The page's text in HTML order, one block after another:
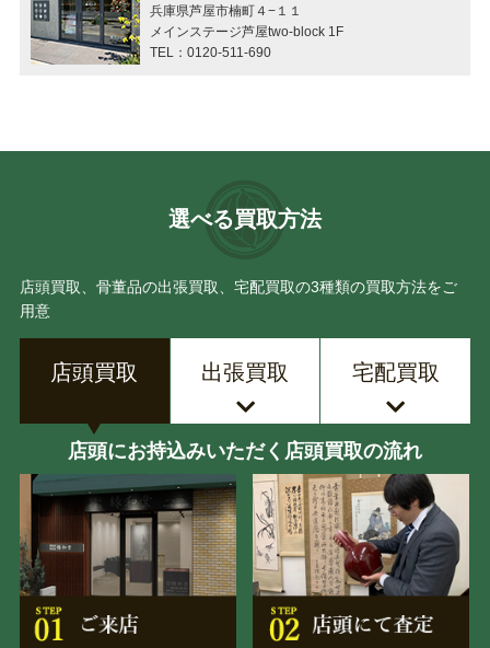
兵庫県芦屋市楠町４−１１
メインステージ芦屋two-block 1F
TEL：0120-511-690
選べる買取方法
店頭買取、骨董品の出張買取、宅配買取の3種類の買取方法をご
用意
店頭買取 出張買取 宅配買取
店頭にお持込みいただく店頭買取の流れ